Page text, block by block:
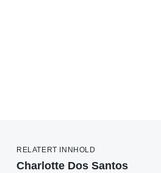
RELATERT INNHOLD
Charlotte Dos Santos